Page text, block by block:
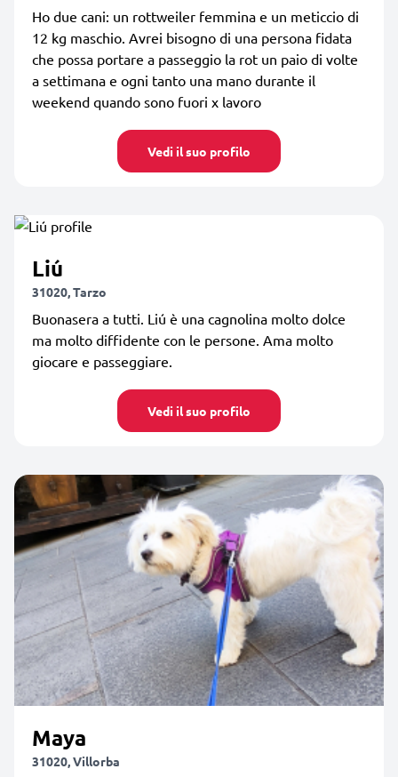
Ho due cani: un rottweiler femmina e un meticcio di
12 kg maschio. Avrei bisogno di una persona fidata
che possa portare a passeggio la rot un paio di volte
a settimana e ogni tanto una mano durante il
weekend quando sono fuori x lavoro
Vedi il suo profilo
Liú
31020, Tarzo
Buonasera a tutti. Liú è una cagnolina molto dolce
ma molto diffidente con le persone. Ama molto
giocare e passeggiare.
Vedi il suo profilo
Maya
31020, Villorba